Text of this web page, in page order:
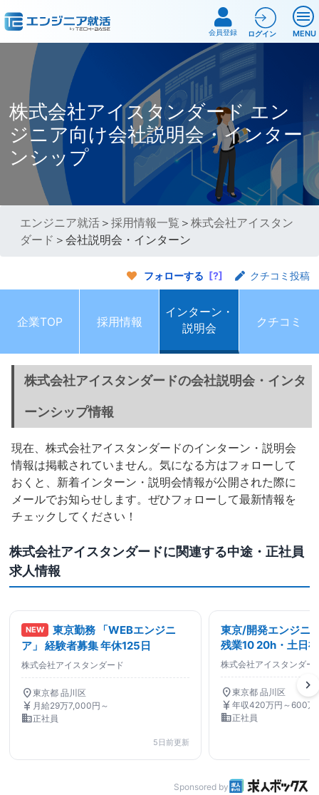
MENU
会員登録 ログイン
株式会社アイスタンダード エン
ジニア向け会社説明会・インター
ンシップ
エンジニア就活 ＞採用情報一覧 ＞株式会社アイスタン
ダード ＞会社説明会・インターン
フォローする [?] クチコミ投稿
企業TOP 採用情報
インターン・
説明会
クチコミ
株式会社アイスタンダードの会社説明会・インタ
ーンシップ情報
現在、株式会社アイスタンダードのインターン・説明会
情報は掲載されていません。気になる方はフォローして
おくと、新着インターン・説明会情報が公開された際に
メールでお知らせします。ぜひフォローして最新情報を
チェックしてください！
株式会社アイスタンダードに関連する中途・正社員
求人情報
NEW
東京勤務 「WEBエンジニ
ア」 経験者募集 年休125日
株式会社アイスタンダード
location_on東京都 品川区
currency_yen 月給29万7,000円～
business正社員
5日前更新
東京/開発エンジニ
残業10 20h・土日
90%/自身で案件選
エンジニア・SE
株式会社アイスタンダー
location_on東京都 品川区
currency_yen年収420万円～600万
business正社員
chevron_right
Sponsored by